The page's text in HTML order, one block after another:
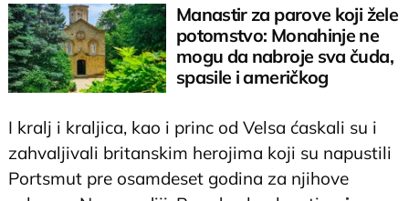
Manastir za parove koji žele
potomstvo: Monahinje ne
mogu da nabroje sva čuda,
spasile i američkog
I kralj i kraljica, kao i princ od Velsa ćaskali su i
zahvaljivali britanskim herojima koji su napustili
Portsmut pre osamdeset godina za njihove